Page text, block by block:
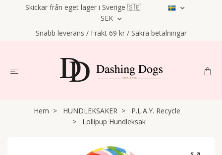
Skickar från eget lager i Sverige 🇸🇪
SEK
Snabb leverans / Frakt 69 kr / Säkra betalningar
Hem HUNDLEKSAKER
P.L.A.Y. Recycle
Lollipup Hundleksak